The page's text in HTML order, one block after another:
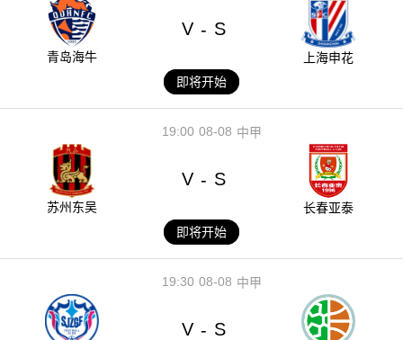
青岛海牛
V - S
上海申花
即将开始
08-08
19:00 中甲
苏州东吴
V - S
长春亚泰
即将开始
08-08
19:30 中甲
V - S